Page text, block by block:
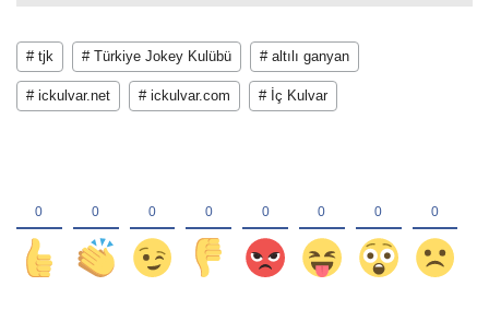
# tjk # Türkiye Jokey Kulübü # altılı ganyan
# ickulvar.net # ickulvar.com # İç Kulvar